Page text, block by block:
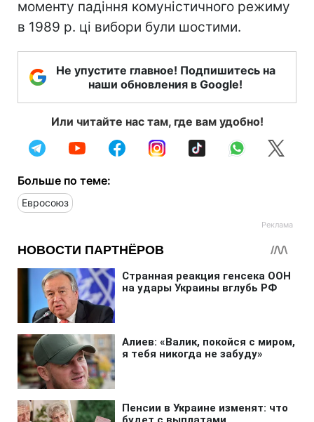
моменту падіння комуністичного режиму
в 1989 р. ці вибори були шостими.
Не упустите главное! Подпишитесь на
наши обновления в Google!
Или читайте нас там, где вам удобно!
Больше по теме:
Евросоюз